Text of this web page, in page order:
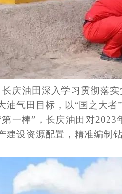
长庆油田深入学习贯彻落
油气田目标，以“国之大者
第一棒”，长庆油田对
建设资源配置，精准编制